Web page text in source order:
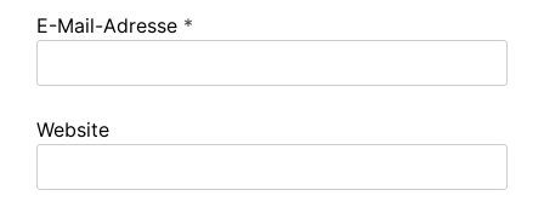
E-Mail-Adresse *
Website